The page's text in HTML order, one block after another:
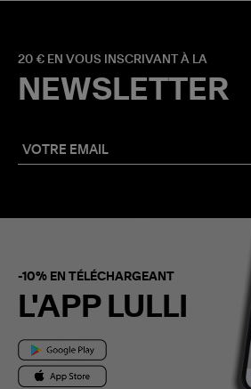
20 € EN VOUS INSCRIVANT À LA
NEWSLETTER
-10% EN TÉLÉCHARGEANT
L'APP LULLI